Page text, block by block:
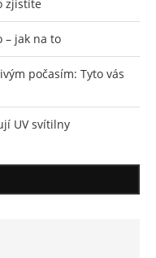
zjistíte
– jak na to
počasím: Tyto vás
UV svítilny